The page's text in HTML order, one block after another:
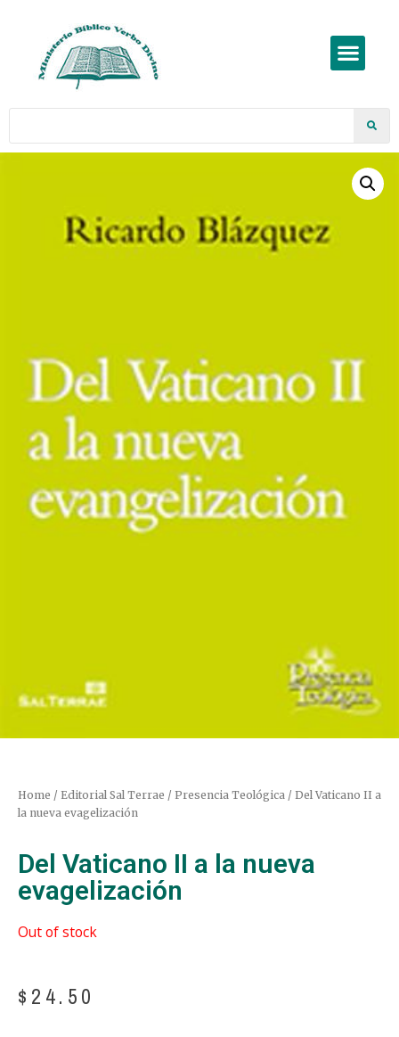
Home / Editorial Sal Terrae / Presencia Teológica / Del Vaticano II a
la nueva evagelización
Del Vaticano II a la nueva
evagelización
Out of stock
$ 24.50